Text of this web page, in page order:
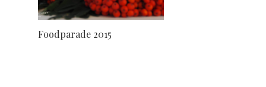
Foodparade 2015